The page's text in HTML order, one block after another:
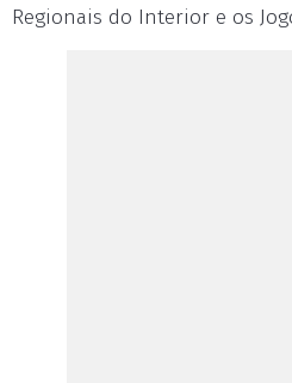
Regionais do Interior e os